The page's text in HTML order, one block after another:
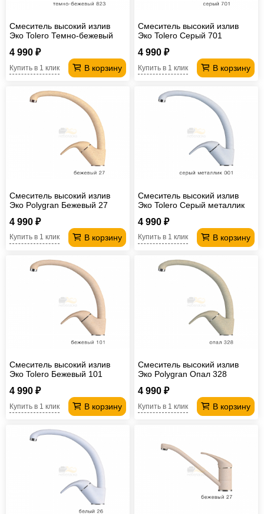
Смеситель высокий излив
Эко Tolero Темно-бежевый
4 990 ₽
В корзину
Купить в 1 клик
Смеситель высокий излив
Эко Tolero Серый 701
4 990 ₽
В корзину
Купить в 1 клик
Смеситель высокий излив
Эко Polygran Бежевый 27
4 990 ₽
В корзину
Купить в 1 клик
Смеситель высокий излив
Эко Tolero Серый металлик
4 990 ₽
В корзину
Купить в 1 клик
Смеситель высокий излив
Эко Tolero Бежевый 101
4 990 ₽
В корзину
Купить в 1 клик
Смеситель высокий излив
Эко Polygran Опал 328
4 990 ₽
В корзину
Купить в 1 клик